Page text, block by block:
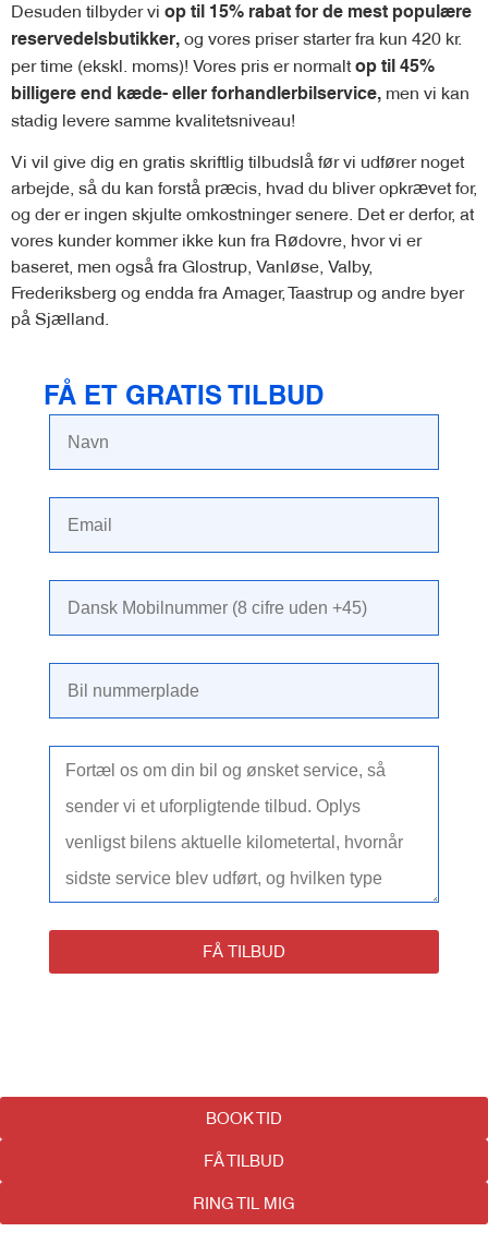
Desuden tilbyder vi op til 15% rabat for de mest populære
reservedelsbutikker, og vores priser starter fra kun 420 kr.
per time (ekskl. moms)! Vores pris er normalt op til 45%
billigere end kæde- eller forhandlerbilservice, men vi kan
stadig levere samme kvalitetsniveau!
Vi vil give dig en gratis skriftlig tilbudslå før vi udfører noget
arbejde, så du kan forstå præcis, hvad du bliver opkrævet for,
og der er ingen skjulte omkostninger senere. Det er derfor, at
vores kunder kommer ikke kun fra Rødovre, hvor vi er
baseret, men også fra Glostrup, Vanløse, Valby,
Frederiksberg og endda fra Amager, Taastrup og andre byer
på Sjælland.
FÅ ET GRATIS TILBUD
FÅ TILBUD
BOOK TID
FÅ TILBUD
RING TIL MIG